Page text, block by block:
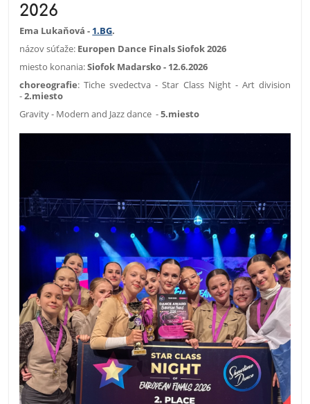
2026
Ema Lukaňová - 1.BG.
názov súťaže: Europen Dance Finals Siofok 2026
miesto konania:Siofok Madarsko - 12.6.2026
choreografie: Tiche svedectva - Star Class Night - Art division
-2.miesto
Gravity - Modern and Jazz dance -5.miesto